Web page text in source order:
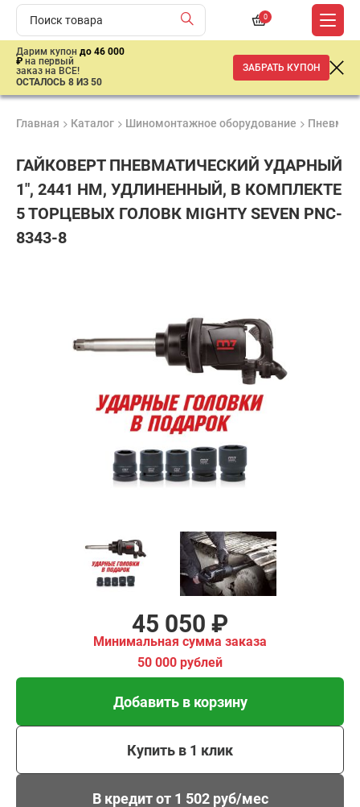
0
Дарим купон до 46 000
₽ на первый
заказ на ВСЕ!
ОСТАЛОСЬ 8 ИЗ 50
ЗАБРАТЬ КУПОН
Главная Каталог Шиномонтажное оборудование
ГАЙКОВЕРТ ПНЕВМАТИЧЕСКИЙ УДАРНЫЙ
1", 2441 НМ, УДЛИНЕННЫЙ, В КОМПЛЕКТЕ
5 ТОРЦЕВЫХ ГОЛОВК MIGHTY SEVEN PNC-
8343-8
45 050 ₽
Минимальная сумма заказа
50 000 рублей
Добавить в корзину
Купить в 1 клик
В кредит от 1 502 руб/мес
Купить в 1 клик
В кредит от 1 502 руб/